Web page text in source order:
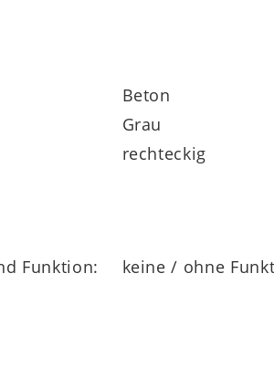
Beton
Grau
rechteckig
Funktion:
keine / ohne